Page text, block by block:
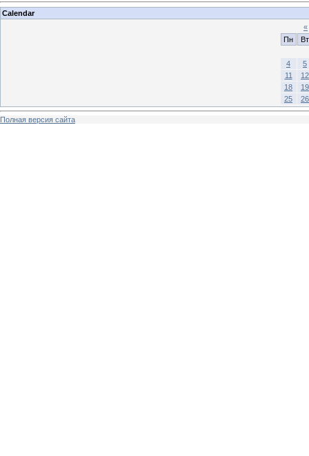
Calendar
«
Пн
Вт
4
5
11
12
18
19
25
26
Полная версия сайта